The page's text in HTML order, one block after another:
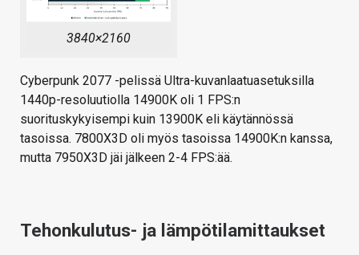
3840×2160
Cyberpunk 2077 -pelissä Ultra-kuvanlaatuasetuksilla
1440p-resoluutiolla 14900K oli 1 FPS:n
suorituskykyisempi kuin 13900K eli käytännössä
tasoissa. 7800X3D oli myös tasoissa 14900K:n kanssa,
mutta 7950X3D jäi jälkeen 2-4 FPS:ää.
Tehonkulutus- ja lämpötilamittaukset